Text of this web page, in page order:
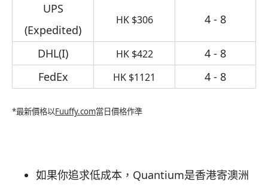
UPS
(Expedited)
HK $306 4 - 8
DHL(I) HK $422
4 - 8
FedEx
HK $1121 4 - 8
*最新價格以Fuuffy.com當日價格作準
如果你追求低成本，Quantium是香港寄澳洲